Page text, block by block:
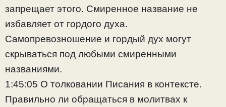
запрещает этого. Смиренное название не
избавляет от гордого духа.
Самопревозношение и гордый дух могут
скрываться под любыми смиренными
названиями.
1:45:05 О толковании Писания в контексте.
Правильно ли обращаться в молитвах к